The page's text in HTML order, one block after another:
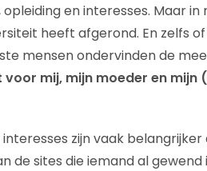
en interesses. Maar
heeft afgerond. En zelfs
mensen ondervinden de
mij, mijn moeder en
zijn vaak
de sites die iemand al